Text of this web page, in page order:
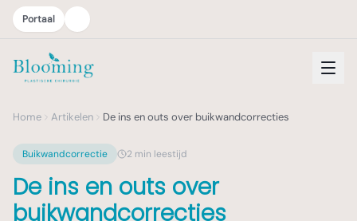
Portaal
Home Artikelen De ins en outs over buikwandcorrecties
Buikwandcorrectie 2 min leestijd
De ins en outs over
buikwandcorrecties